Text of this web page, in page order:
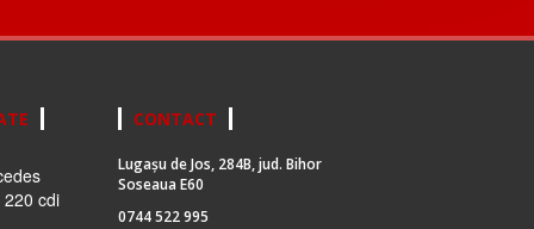
cdi
CONTACT
Lugașu de Jos, 284B, jud. Bihor
Soseaua E60
0744 522 995